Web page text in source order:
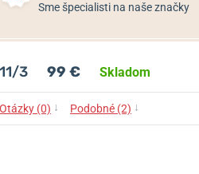
Sme špecialisti na naše značky
3 99 € Skladom
Otázky (0) ↓ Podobné (2) ↓